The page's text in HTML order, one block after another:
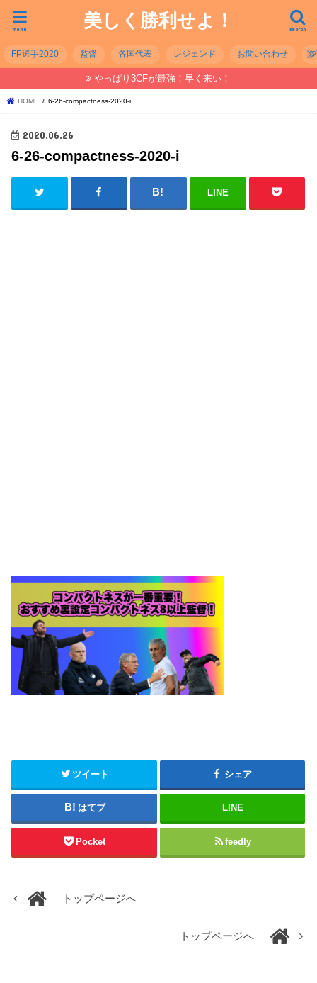
美しく勝利せよ！ search
menu
FP選手2020 監督 各国代表 レジェンド お問い合わせ
やっぱり3CFが最強！早く来い！
HOME 6-26-compactness-2020-i
2020.06.26
6-26-compactness-2020-i
LINE
ツイート シェア
はてブ LINE
Pocket feedly
トップページへ
トップページへ